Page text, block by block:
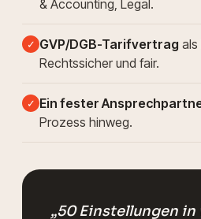
& Accounting, Legal.
✓ GVP/DGB-Tarifvertrag als
Rechtssicher und fair.
✓ Ein fester
Prozess hinweg.
„50 Einstellungen